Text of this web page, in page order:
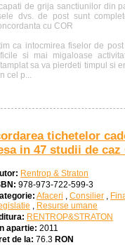
de grija sanctiunilor din
dvs. de post sunt
cu COR
ca intocmirea fiselor de
si mai migaloase
sa va pierdeti timpul si
cel p...
tichetelor
in 47 studii de caz
Rentrop & Straton
978-973-722-599-3
Afaceri , Consilier ,
, Resurse umane
RENTROP&STRATON
apartie: 2011
de la: 76.3 RON